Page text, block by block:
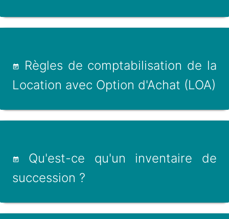
Règles de comptabilisation de la
Location avec Option d'Achat (LOA)
Qu'est-ce qu'un inventaire de
succession ?